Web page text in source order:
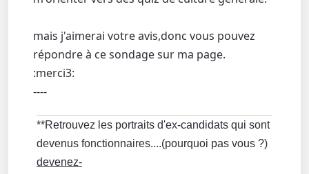
mais j'aimerai votre avis,donc vous pouvez
répondre à ce sondage sur ma page.
:merci3:
----
**Retrouvez les portraits d'ex-candidats qui sont
devenus fonctionnaires....(pourquoi pas vous ?)
devenez-